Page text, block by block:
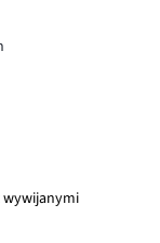
wywijanymi